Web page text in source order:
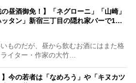
の昼酒御免！】「ネグローニ」「山崎」
ッタン」新宿三丁目の隠れ家バーで1…
ものだが、昼から飲むお酒にはまた格
イター・作家の大竹…
】今の若者は「なめろう」や「キヌカツ